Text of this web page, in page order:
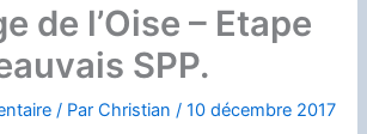
de l’Oise – Etape
SPP.
/ ParChristian/10 décembre 2017